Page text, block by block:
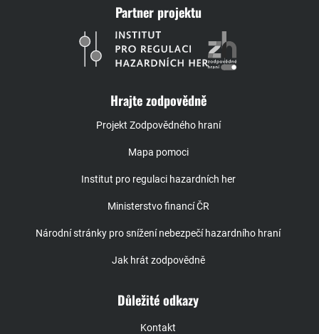
Partner projektu
Hrajte zodpovědně
Projekt Zodpovědného hraní
Mapa pomoci
Institut pro regulaci hazardních her
Ministerstvo financí ČR
Národní stránky pro snížení nebezpečí hazardního hraní
Jak hrát zodpovědně
Důležité odkazy
Kontakt